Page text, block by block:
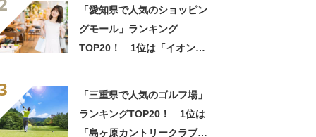
「愛知県で人気のショッピン
グモール」ランキング
TOP20！ 1位は「イオンモ
「三重県で人気のゴルフ場」
ランキングTOP20！ 1位は
「島ヶ原カントリークラブ」